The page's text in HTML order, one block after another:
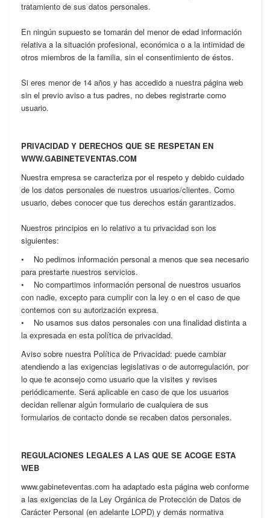
tratamiento de sus datos personales.
En ningún supuesto se tomarán del menor de edad información
relativa a la situación profesional, económica o a la intimidad de
otros miembros de la familia, sin el consentimiento de éstos.
Si eres menor de 14 años y has accedido a nuestra página web
sin el previo aviso a tus padres, no debes registrarte como
usuario.
PRIVACIDAD Y DERECHOS QUE SE RESPETAN EN
WWW.GABINETEVENTAS.COM
Nuestra empresa se caracteriza por el respeto y debido cuidado
de los datos personales de nuestros usuarios/clientes. Como
usuario, debes conocer que tus derechos están garantizados.
Nuestros principios en lo relativo a tu privacidad son los
siguientes:
• No pedimos información personal a menos que sea necesario
para prestarte nuestros servicios.
• No compartimos información personal de nuestros usuarios
con nadie, excepto para cumplir con la ley o en el caso de que
contemos con su autorización expresa.
• No usamos sus datos personales con una finalidad distinta a
la expresada en esta política de privacidad.
Aviso sobre nuestra Política de Privacidad: puede cambiar
atendiendo a las exigencias legislativas o de autorregulación, por
lo que te aconsejo como usuario que la visites y revises
periódicamente. Será aplicable en caso de que los usuarios
decidan rellenar algún formulario de cualquiera de sus
formularios de contacto donde se recaben datos personales.
REGULACIONES LEGALES A LAS QUE SE ACOGE ESTA
WEB
www.gabineteventas.com ha adaptado esta página web conforme
a las exigencias de la Ley Orgánica de Protección de Datos de
Carácter Personal (en adelante LOPD) y demás normativa